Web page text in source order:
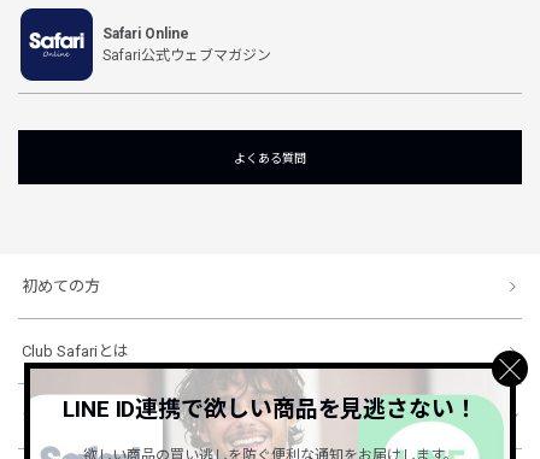
Safari Online
Safari公式ウェブマガジン
よくある質問
初めての方
Club Safariとは
ショッピングガイド
LINE ID連携で欲しい商品を見逃さない！
欲しい商品の買い逃しを防ぐ便利な通知をお届けします。